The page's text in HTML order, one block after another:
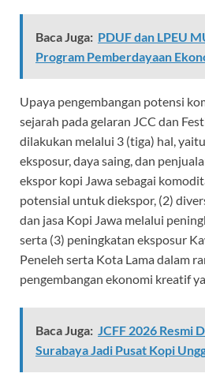
Baca Juga: PDUF dan LPEU
Program Pemberdayaan
Upaya pengembangan potensi
sejarah pada gelaran JCC dan
dilakukan melalui 3 (tiga) hal,
eksposur, daya saing, dan
ekspor kopi Jawa sebagai
potensial untuk diekspor, (2)
dan jasa Kopi Jawa melalui
serta (3) peningkatan eksposur
Peneleh serta Kota Lama dalam
pengembangan ekonomi kreatif
Baca Juga: JCFF 2026 Resmi
Surabaya Jadi Pusat Kopi